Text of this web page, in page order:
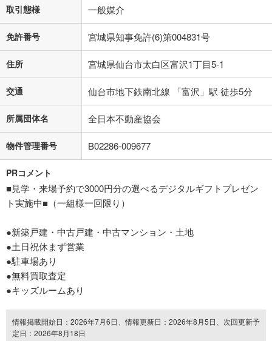
取引態様 一般媒介
免許番号 宮城県知事免許(6)第004831号
住所 宮城県仙台市太白区富沢1丁目5-1
交通 仙台市地下鉄南北線 「富沢」駅 徒歩5分
所属団体名 全日本不動産協会
物件管理番号 B02286-009677
PRコメント
■見学・来場予約で3000円分の選べるデジタルギフトプレゼン
ト実施中■（一組様一回限り）
●新築戸建・中古戸建・中古マンション・土地
●土日祝休まず営業
●駐車場あり
●無料買取査定
●キッズルームあり
情報掲載開始日：2026年7月6日、情報更新日：2026年8月5日、次回更新予
定日：2026年8月18日